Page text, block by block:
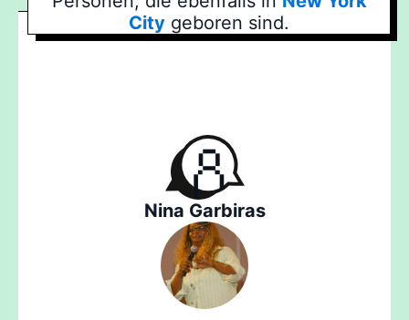
City geboren sind.
Nina Garbiras